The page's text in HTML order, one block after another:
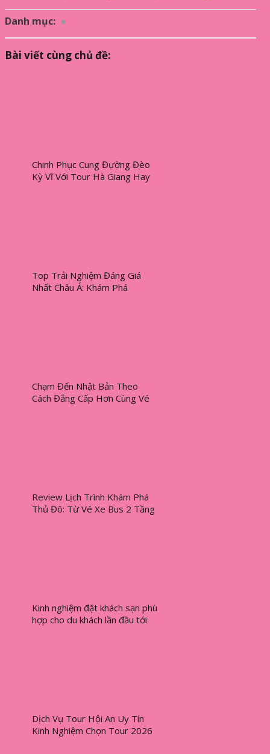
Danh mục:
Bài viết cùng chủ đề:
Chinh Phục Cung Đường Đèo
Kỳ Vĩ Với Tour Hà Giang Hay
Top Trải Nghiệm Đáng Giá
Nhất Châu Á: Khám Phá
Chạm Đến Nhật Bản Theo
Cách Đẳng Cấp Hơn Cùng Vé
Review Lịch Trình Khám Phá
Thủ Đô: Từ Vé Xe Bus 2 Tầng
Kinh nghiệm đặt khách sạn phù
hợp cho du khách lần đầu tới
Dịch Vụ Tour Hội An Uy Tín
Kinh Nghiệm Chọn Tour 2026